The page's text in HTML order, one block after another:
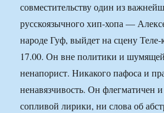
совместительству один из
русскоязычного хип-хопа —
народе Гуф, выйдет на сцену Теле-
17.00. Он вне политики и
ненапорист. Никакого пафоса и
ненавязчивость. Он флегматичен
сопливой лирики, ни слова об